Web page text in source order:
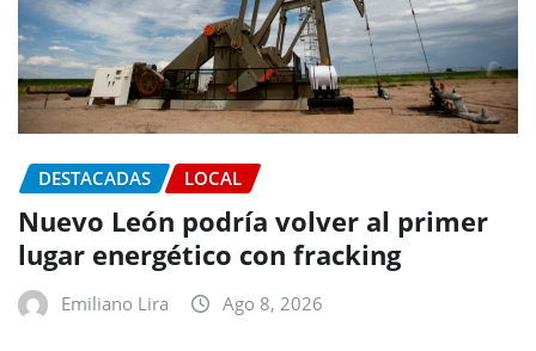
DESTACADAS LOCAL
Nuevo León podría volver al primer
lugar energético con fracking
Emiliano Lira Ago 8, 2026